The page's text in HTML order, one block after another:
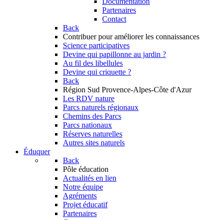
Partenaires
Contact
Back
Contribuer pour améliorer les connaissances
Science participatives
Devine qui papillonne au jardin ?
Au fil des libellules
Devine qui criquette ?
Back
Région Sud Provence-Alpes-Côte d'Azur
Les RDV nature
Parcs naturels régionaux
Chemins des Parcs
Parcs nationaux
Réserves naturelles
Autres sites naturels
Éduquer
Back
Pôle éducation
Actualités en lien
Notre équipe
Agréments
Projet éducatif
Partenaires